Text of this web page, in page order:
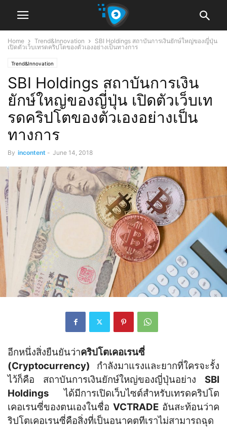
Home Trend&Innovation
SBI Holdings สถาบันการเงินยักษ์ใหญ่ของญี่ปุ่น
เปิดตัวเว็บเทรดคริปโตของตัวเองอย่างเป็นทางการ
Trend&Innovation
SBI Holdings สถาบันการเงิน
ยักษ์ใหญ่ของญี่ปุ่น เปิดตัวเว็บเท
รดคริปโตของตัวเองอย่างเป็น
ทางการ
By incontent - June 14, 2018
อีกหนึ่งสิ่งยืนยันว่าคริปโตเคอเรนซี่
(Cryptocurrency) กำลังมาแรงและยากที่ใครจะรั้ง
ไว้ก็คือ สถาบันการเงินยักษ์ใหญ่ของญี่ปุ่นอย่าง SBI
Holdings ได้มีการเปิดเว็บไซต์สำหรับเทรดคริปโต
เคอเรนซี่ของตนเองในชื่อ VCTRADE อันสะท้อนว่าค
ริปโตเคอเรนซี่คือสิ่งที่เป็นอนาคตทีเราไม่สามารถฉุด